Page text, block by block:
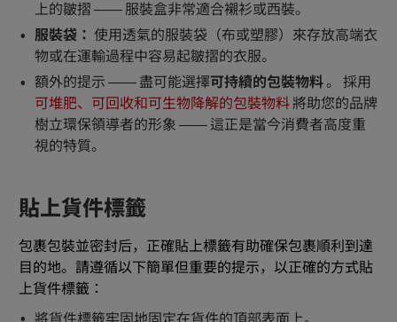
上的皺摺 —— 服裝盒非常適合襯衫或西裝。
服裝袋： 使用透氣的服裝袋（布或塑膠）來存放高端衣
物或在運輸過程中容易起皺摺的衣服。
額外的提示 —— 盡可能選擇可持續的包裝物料。 採用
可堆肥、可回收和可生物降解的包裝物料將助您的品牌
樹立環保領導者的形象 —— 這正是當今消費者高度重
視的特質。
貼上貨件標籤
包裹包裝並密封后，正確貼上標籤有助確保包裹順利到達
目的地。請遵循以下簡單但重要的提示，以正確的方式貼
上貨件標籤：